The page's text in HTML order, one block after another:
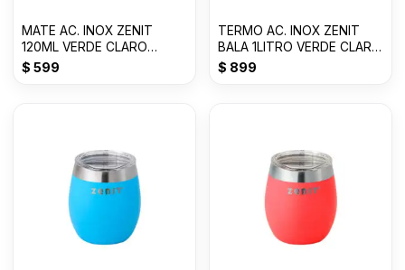
MATE AC. INOX ZENIT
120ML VERDE CLARO
ZVB028VC
$ 599
TERMO AC. INOX ZENIT
BALA 1LITRO VERDE CLARO
Z100XZVC
$ 899